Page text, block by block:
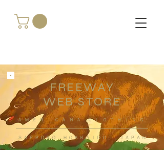
FREEWAY
WEB STORE
​ＡＭＥＲＩＣＡＮＡ ＣＬＯＴＨＩＮＧ
ＳＡＰＰＯＲＯ ＨＯＫＫＡＩＤＯ ，ＪＡＰＡＮ